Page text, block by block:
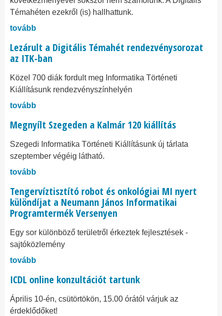
Témahéten ezekről (is) hallhattunk.
tovább
Lezárult a Digitális Témahét rendezvénysorozat
az ITK-ban
Közel 700 diák fordult meg Informatika Történeti
Kiállításunk rendezvényszínhelyén
tovább
Megnyílt Szegeden a Kalmár 120 kiállítás
Szegedi Informatika Történeti Kiállításunk új tárlata
szeptember végéig látható.
tovább
Tengervíztisztító robot és onkológiai MI nyert
különdíjat a Neumann János Informatikai
Programtermék Versenyen
Egy sor különböző területről érkeztek fejlesztések -
sajtóközlemény
tovább
ICDL online konzultációt tartunk
Április 10-én, csütörtökön, 15.00 órától várjuk az
érdeklődőket!